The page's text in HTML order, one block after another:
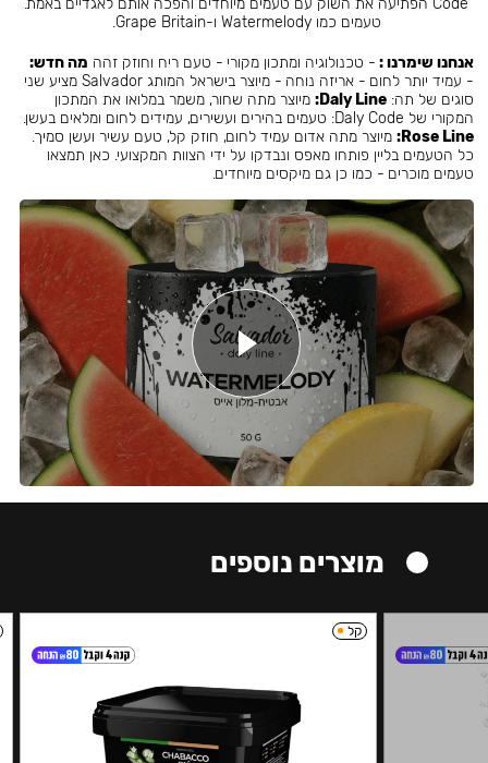
Code הפתיעה את השוק עם טעמים מיוחדים והפכה אותם לאגדיים באמת.
טעמים כמו Watermelody ו-Grape Britain.
אנחנו שימרנו : - טכנולוגיה ומתכון מקורי - טעם ריח וחוזק זהה מה חדש:
- עמיד יותר לחום - אריזה נוחה - מיוצר בישראל המותג Salvador מציע שני
סוגים של תה:Daly Line: מיוצר מתה שחור, משמר במלואו את המתכון
המקורי של Daly Code: טעמים בהירים ועשירים, עמידים לחום ומלאים בעשן.
Rose Line: מיוצר מתה אדום עמיד לחום, חוזק קל, טעם עשיר ועשן סמיך.
כל הטעמים בליין פותחו מאפס ונבדקו על ידי הצוות המקצועי. כאן תמצאו
טעמים מוכרים - כמו כן גם מיקסים מיוחדים.
מוצרים נוספים
קל